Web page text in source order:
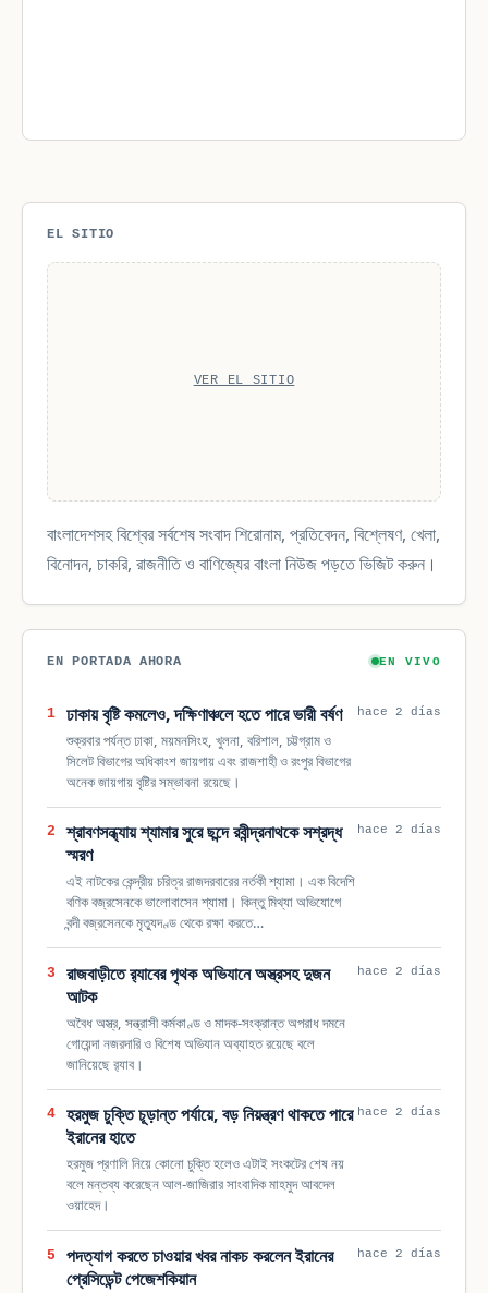
EL SITIO
VER EL SITIO
বাংলাদেশসহ বিশ্বের সর্বশেষ সংবাদ শিরোনাম, প্রতিবেদন, বিশ্লেষণ, খেলা,
বিনোদন, চাকরি, রাজনীতি ও বাণিজ্যের বাংলা নিউজ পড়তে ভিজিট করুন।
EN PORTADA AHORA EN VIVO
1 ঢাকায় বৃষ্টি কমলেও, দক্ষিণাঞ্চলে হতে পারে ভারী বর্ষণ
শুক্রবার পর্যন্ত ঢাকা, ময়মনসিংহ, খুলনা, বরিশাল, চট্টগ্রাম ও
সিলেট বিভাগের অধিকাংশ জায়গায় এবং রাজশাহী ও রংপুর বিভাগের
অনেক জায়গায় বৃষ্টির সম্ভাবনা রয়েছে।
hace 2 días
2
শ্রাবণসন্ধ্যায় শ্যামার সুরে ছন্দে রবীন্দ্রনাথকে সশ্রদ্ধ
স্মরণ
এই নাটকের কেন্দ্রীয় চরিত্র রাজদরবারের নর্তকী শ্যামা। এক বিদেশি
বণিক বজ্রসেনকে ভালোবাসেন শ্যামা। কিন্তু মিথ্যা অভিযোগে
বন্দী বজ্রসেনকে মৃত্যুদণ্ড থেকে রক্ষা করতে…
hace 2 días
3
রাজবাড়ীতে র‍্যাবের পৃথক অভিযানে অস্ত্রসহ দুজন
আটক
অবৈধ অস্ত্র, সন্ত্রাসী কর্মকাণ্ড ও মাদক-সংক্রান্ত অপরাধ দমনে
গোয়েন্দা নজরদারি ও বিশেষ অভিযান অব্যাহত রয়েছে বলে
জানিয়েছে র‍্যাব।
hace 2 días
4
হরমুজ চুক্তি চূড়ান্ত পর্যায়ে, বড় নিয়ন্ত্রণ থাকতে পারে
ইরানের হাতে
হরমুজ প্রণালি নিয়ে কোনো চুক্তি হলেও এটাই সংকটের শেষ নয়
বলে মন্তব্য করেছেন আল-জাজিরার সাংবাদিক মাহমুদ আবদেল
ওয়াহেদ।
hace 2 días
5
পদত্যাগ করতে চাওয়ার খবর নাকচ করলেন ইরানের
প্রেসিডেন্ট পেজেশকিয়ান
hace 2 días